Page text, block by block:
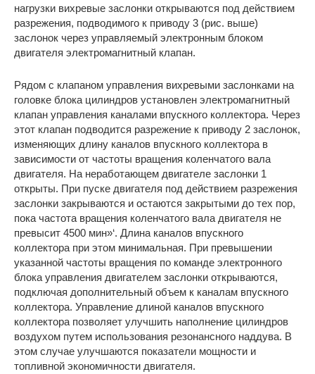
нагрузки вихревые заслонки открываются под действием
разрежения, подводимого к приводу 3 (рис. выше)
заслонок через управляемый электронным блоком
двигателя электромагнитный клапан.
Рядом с клапаном управления вихревыми заслонками на
головке блока цилиндров установлен электромагнитный
клапан управления каналами впускного коллектора. Через
этот клапан подводится разрежение к приводу 2 заслонок,
изменяющих длину каналов впускного коллектора в
зависимости от частоты вращения коленчатого вала
двигателя. На неработающем двигателе заслонки 1
открыты. При пуске двигателя под действием разрежения
заслонки закрываются и остаются закрытыми до тех пор,
пока частота вращения коленчатого вала двигателя не
превысит 4500 мин»‘. Длина каналов впускного
коллектора при этом минимальная. При превышении
указанной частоты вращения по команде электронного
блока управления двигателем заслонки открываются,
подключая дополнительный объем к каналам впускного
коллектора. Управление длиной каналов впускного
коллектора позволяет улучшить наполнение цилиндров
воздухом путем использования резонансного наддува. В
этом случае улучшаются показатели мощности и
топливной экономичности двигателя.